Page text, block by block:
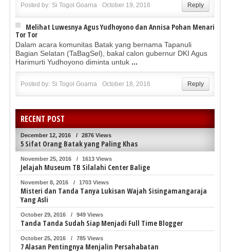
Posted by: Si Togol Goarna October 19, 2016 Reply
Melihat Luwesnya Agus Yudhoyono dan Annisa Pohan Menari
Tor Tor
Dalam acara komunitas Batak yang bernama Tapanuli
Bagian Selatan (TaBagSel), bakal calon gubernur DKI Agus
Harimurti Yudhoyono diminta untuk ...
Posted by: Si Togol Goarna October 18, 2016 Reply
RECENT POST
December 12, 2016 / 2876 Views
5 Sifat Orang Batak yang Paling Khas
November 25, 2016 / 1613 Views
Jelajah Museum TB Silalahi Center Balige
November 8, 2016 / 1703 Views
Misteri dan Tanda Tanya Lukisan Wajah Sisingamangaraja
Yang Asli
October 29, 2016 / 949 Views
Tanda Tanda Sudah Siap Menjadi Full Time Blogger
October 25, 2016 / 785 Views
7 Alasan Pentingnya Menjalin Persahabatan